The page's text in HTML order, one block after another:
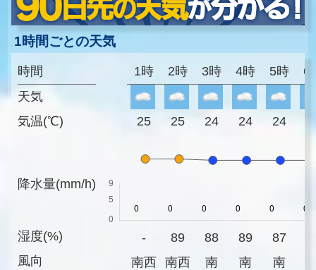
1時間ごとの天気
時間
天気
気温(℃)
降水量(mm/h)
湿度(%)
風向
1時 2時 3時 4時 5時 6
25 25 24 24 24
- 89 88 89 87
南西
南西 南 南 南